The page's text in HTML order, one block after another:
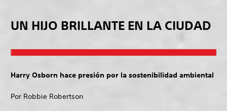
UN HIJO BRILLANTE EN LA CIUDAD
Harry Osborn hace presión por la sostenibilidad ambiental
Por Robbie Robertson